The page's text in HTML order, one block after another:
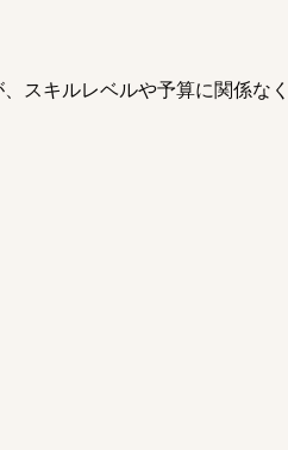
キルレベルや予算に関係な